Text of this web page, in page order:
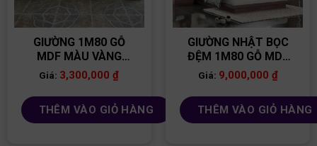
GIƯỜNG 1M80 GỖ
MDF MÀU VÀNG
GGR05
Giá: 3,300,000₫
THÊM VÀO GIỎ HÀNG
GIƯỜNG NHẬT BỌC
ĐỆM 1M80 GỖ MDF
GN12
Giá: 9,000,000 ₫
THÊM VÀO GIỎ HÀNG